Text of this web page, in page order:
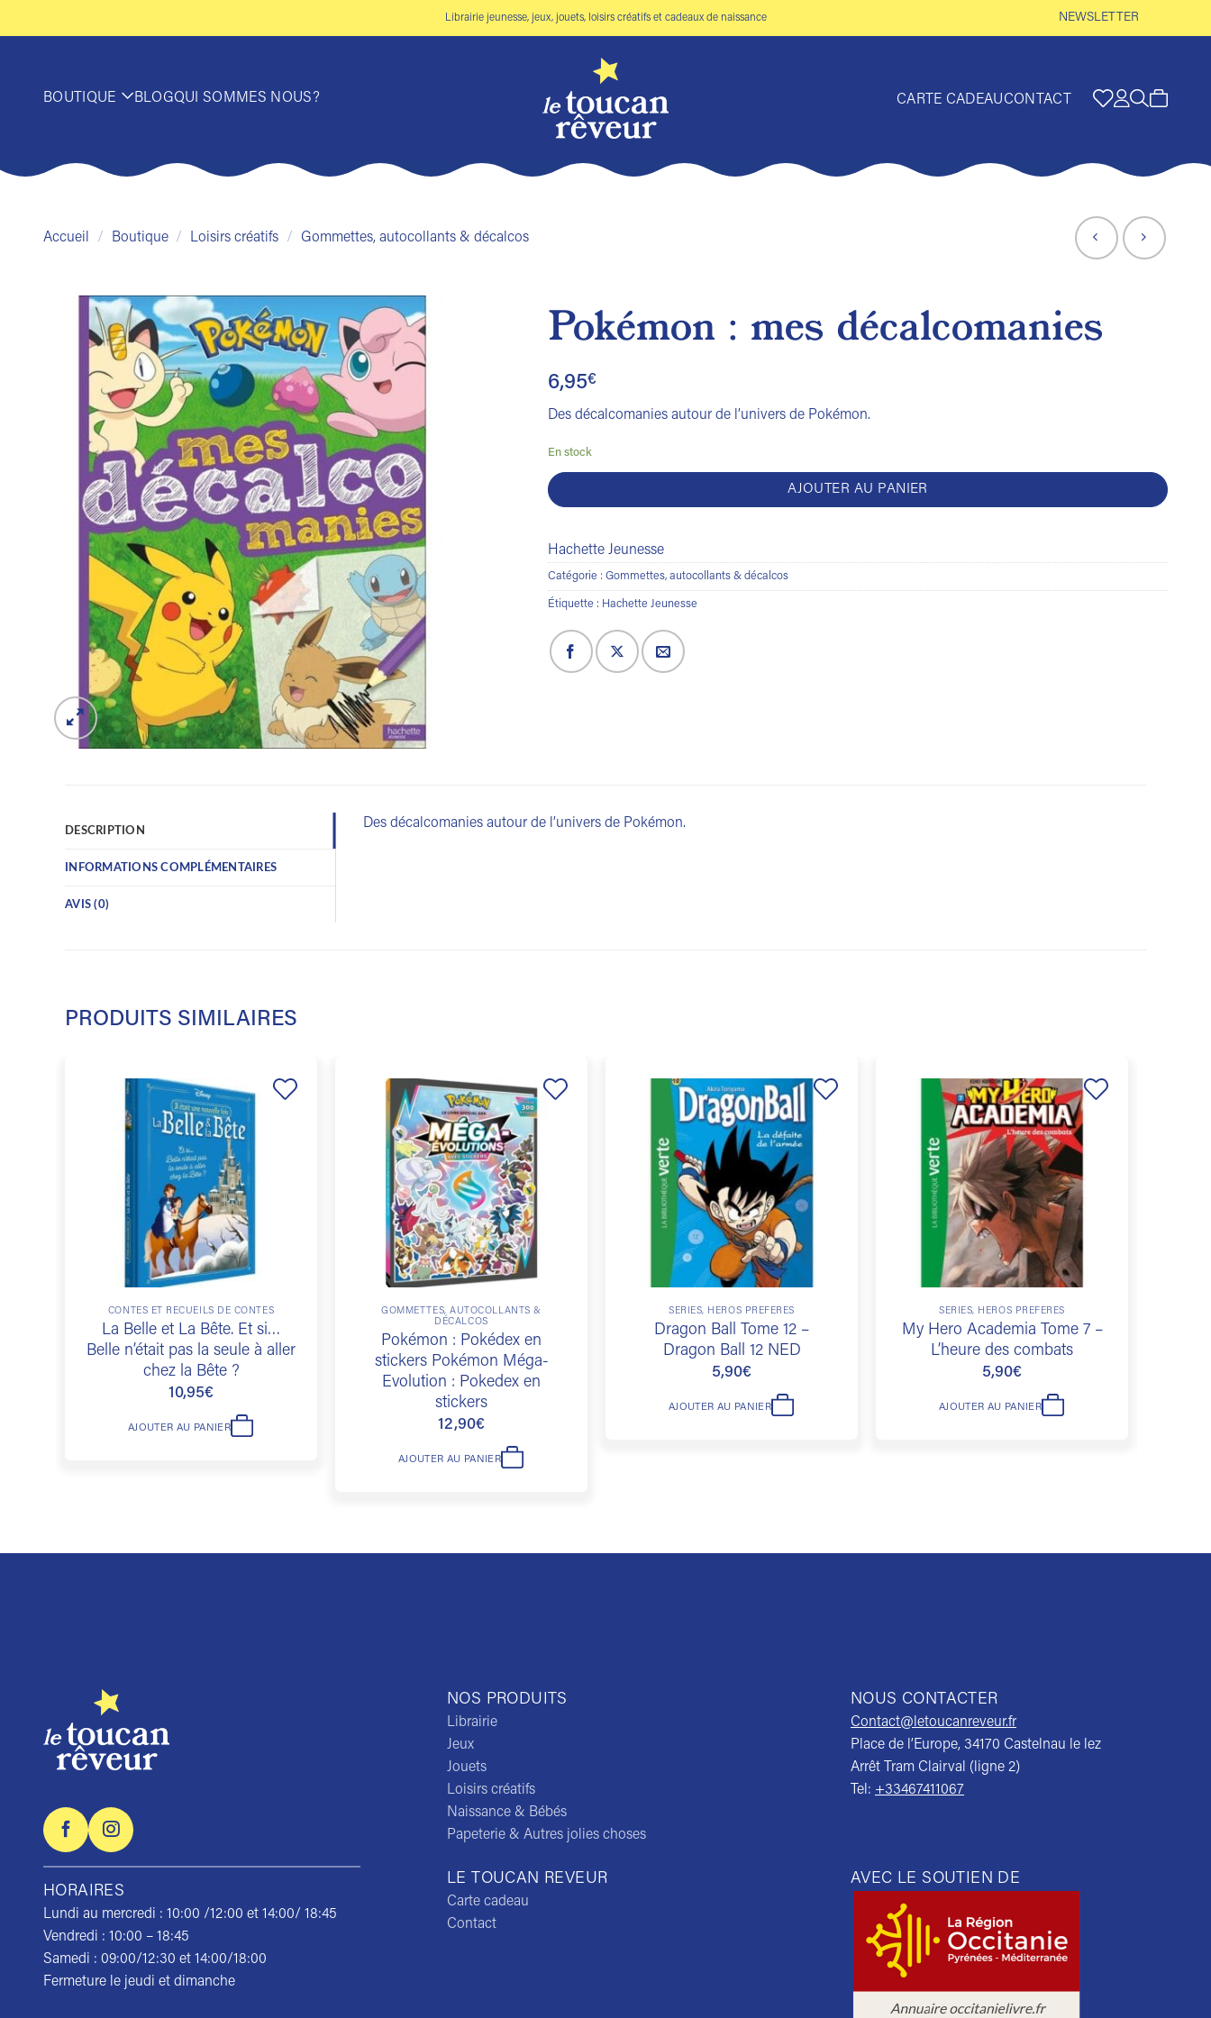
Librairie jeunesse, jeux, jouets, loisirs créatifs et cadeaux de naissance NEWSLETTER
BOUTIQUE BLOGQUI SOMMES NOUS? CARTE CADEAUCONTACT
Accueil / Boutique / Loisirs créatifs / Gommettes, autocollants & décalcos
Ajouter
à la liste
Pokémon : mes décalcomanies
6,95€
Des décalcomanies autour de l’univers de Pokémon.
En stock
AJOUTER AU PANIER
Hachette Jeunesse
Catégorie : Gommettes, autocollants & décalcos
Étiquette : Hachette Jeunesse
DESCRIPTION
INFORMATIONS COMPLÉMENTAIRES
AVIS (0)
Des décalcomanies autour de l’univers de Pokémon.
PRODUITS SIMILAIRES
CONTES ET RECUEILS DE CONTES
La Belle et La Bête. Et si…
Belle n’était pas la seule à aller
chez la Bête ?
10,95€
AJOUTER AU PANIER
GOMMETTES, AUTOCOLLANTS &
DÉCALCOS
Pokémon : Pokédex en
stickers Pokémon Méga-
Evolution : Pokedex en
stickers
12,90€
AJOUTER AU PANIER
SÉRIES, HÉROS PRÉFÉRÉS
Dragon Ball Tome 12 –
Dragon Ball 12 NED
5,90€
AJOUTER AU PANIER
Ajouter
souhaits
SÉRIES, HÉROS PRÉFÉRÉS
My Hero Academia Tome 7 –
L’heure des combats
5,90€
AJOUTER AU PANIER
NOS PRODUITS
Librairie
Jeux
Jouets
Loisirs créatifs
Naissance & Bébés
Papeterie & Autres jolies choses
NOUS CONTACTER
Contact@letoucanreveur.fr
Place de l’Europe, 34170 Castelnau le lez
Arrêt Tram Clairval (ligne 2)
Tel: +33467411067
HORAIRES
Lundi au mercredi : 10:00 /12:00 et 14:00/ 18:45
Vendredi : 10:00 – 18:45
Samedi : 09:00/12:30 et 14:00/18:00
Fermeture le jeudi et dimanche
LE TOUCAN REVEUR
Carte cadeau
Contact
AVEC LE SOUTIEN DE